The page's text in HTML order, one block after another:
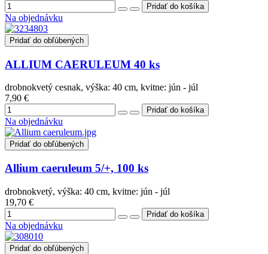
Na objednávku
Pridať do obľúbených
ALLIUM CAERULEUM 40 ks
drobnokvetý cesnak, výška: 40 cm, kvitne: jún - júl
7,90 €
Na objednávku
Pridať do obľúbených
Allium caeruleum 5/+, 100 ks
drobnokvetý, výška: 40 cm, kvitne: jún - júl
19,70 €
Na objednávku
Pridať do obľúbených